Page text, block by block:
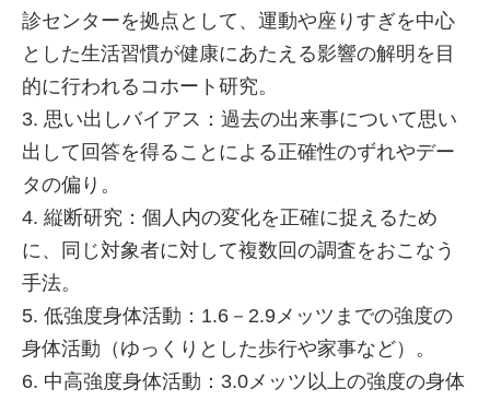
診センターを拠点として、運動や座りすぎを中心
とした生活習慣が健康にあたえる影響の解明を目
的に行われるコホート研究。
3. 思い出しバイアス：過去の出来事について思い
出して回答を得ることによる正確性のずれやデー
タの偏り。
4. 縦断研究：個人内の変化を正確に捉えるため
に、同じ対象者に対して複数回の調査をおこなう
手法。
5. 低強度身体活動：1.6－2.9メッツまでの強度の
身体活動（ゆっくりとした歩行や家事など）。
6. 中高強度身体活動：3.0メッツ以上の強度の身体